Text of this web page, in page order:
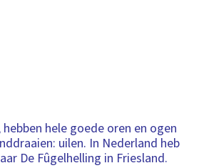
hele goede oren en ogen
uilen. In Nederland heb
De Fûgelhelling in Friesland.